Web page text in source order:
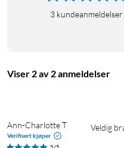
1 × Milanese Loop 2-
3 kundeanmeldelser
Viser 2 av 2 anmeldelser
Ann-Charlotte T
Verifisert kjøper
Veldig